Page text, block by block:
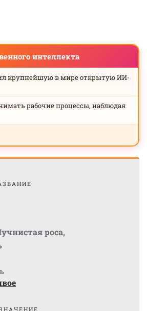
интеллекта
крупнейшую в мире открытую ИИ-
рабочие процессы, наблюдая
роса,